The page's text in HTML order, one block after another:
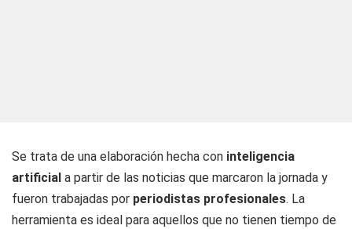
Se trata de una elaboración hecha con inteligencia
artificial a partir de las noticias que marcaron la jornada y
fueron trabajadas por periodistas profesionales. La
herramienta es ideal para aquellos que no tienen tiempo de